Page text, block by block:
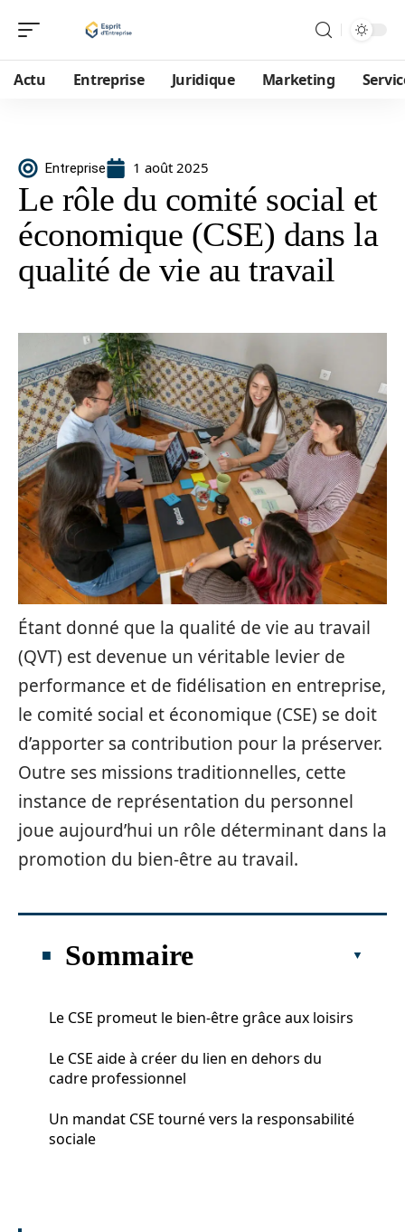
Actu Entreprise Juridique Marketing
Entreprise 1 août 2025
Le rôle du comité social et
économique (CSE) dans la
qualité de vie au travail
Étant donné que la qualité de vie au travail
(QVT) est devenue un véritable levier de
performance et de fidélisation en entreprise,
le comité social et économique (CSE) se doit
d’apporter sa contribution pour la préserver.
Outre ses missions traditionnelles, cette
instance de représentation du personnel
joue aujourd’hui un rôle déterminant dans la
promotion du bien-être au travail.
Sommaire
Le CSE promeut le bien-être grâce aux loisirs
Le CSE aide à créer du lien en dehors du
cadre professionnel
Un mandat CSE tourné vers la responsabilité
sociale